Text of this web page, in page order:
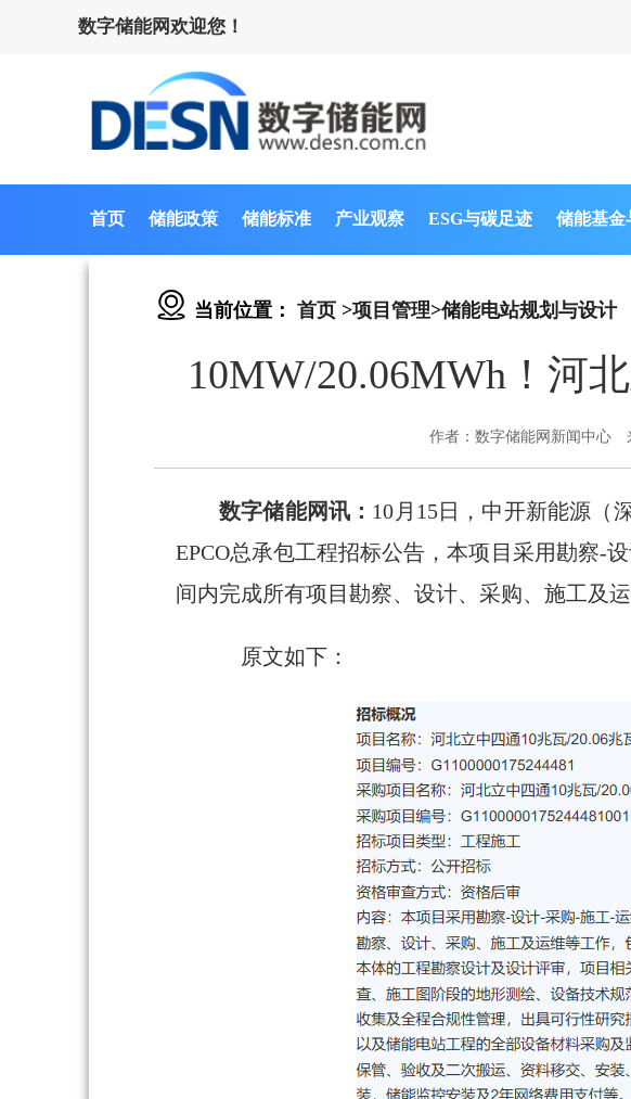
数字储能网欢迎您！
首页 储能政策 储能标准 产业观察 ESG与碳足迹 储能基金
当前位置： 首页 >项目管理>储能电站规划与设计
10MW/20.06MWh！河
作者：数字储能网新闻中心
数字储能网讯： 10月15日，中开新能源（
EPCO总承包工程招标公告，本项目采用勘察-
间内完成所有项目勘察、设计、采购、施工及运
原文如下：